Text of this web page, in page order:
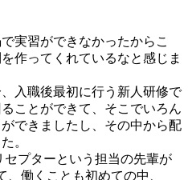
実習ができなかったからこ
作ってくれているなと感じま
入職後最初に行う新人研修で
ことができて、そこでいろん
できましたし、その中から配
。
プターという担当の先輩が
働くことも初めての中、